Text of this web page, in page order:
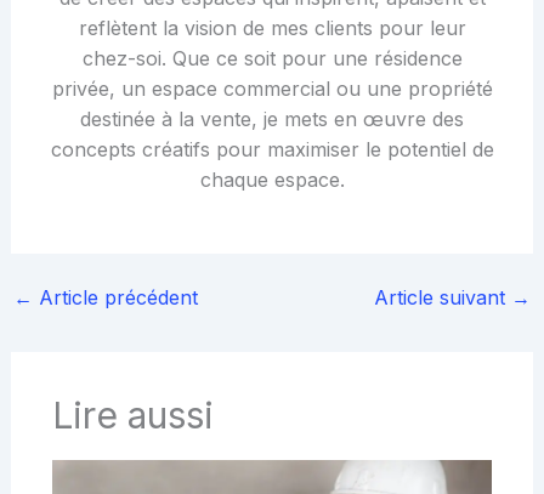
reflètent la vision de mes clients pour leur
chez-soi. Que ce soit pour une résidence
privée, un espace commercial ou une propriété
destinée à la vente, je mets en œuvre des
concepts créatifs pour maximiser le potentiel de
chaque espace.
← Article précédent Article suivant →
Lire aussi